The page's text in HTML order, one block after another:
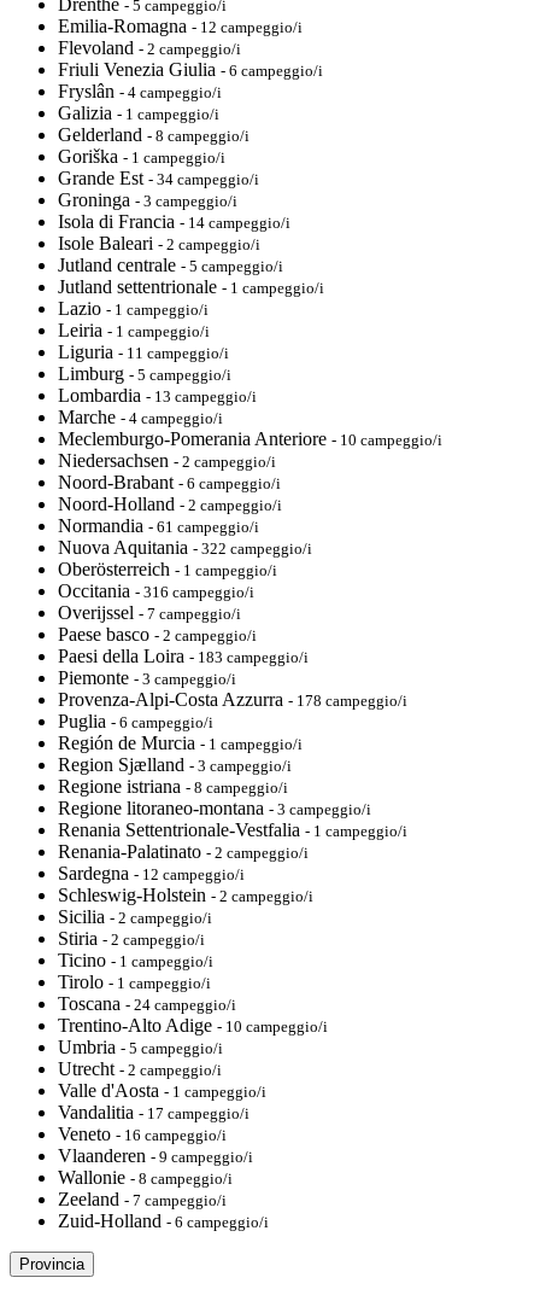
Drenthe - 5 campeggio/i
Emilia-Romagna - 12 campeggio/i
Flevoland - 2 campeggio/i
Friuli Venezia Giulia - 6 campeggio/i
Fryslân - 4 campeggio/i
Galizia - 1 campeggio/i
Gelderland - 8 campeggio/i
Goriška - 1 campeggio/i
Grande Est - 34 campeggio/i
Groninga - 3 campeggio/i
Isola di Francia - 14 campeggio/i
Isole Baleari - 2 campeggio/i
Jutland centrale - 5 campeggio/i
Jutland settentrionale - 1 campeggio/i
Lazio - 1 campeggio/i
Leiria - 1 campeggio/i
Liguria - 11 campeggio/i
Limburg - 5 campeggio/i
Lombardia - 13 campeggio/i
Marche - 4 campeggio/i
Meclemburgo-Pomerania Anteriore - 10 campeggio/i
Niedersachsen - 2 campeggio/i
Noord-Brabant - 6 campeggio/i
Noord-Holland - 2 campeggio/i
Normandia - 61 campeggio/i
Nuova Aquitania - 322 campeggio/i
Oberösterreich - 1 campeggio/i
Occitania - 316 campeggio/i
Overijssel - 7 campeggio/i
Paese basco - 2 campeggio/i
Paesi della Loira - 183 campeggio/i
Piemonte - 3 campeggio/i
Provenza-Alpi-Costa Azzurra - 178 campeggio/i
Puglia - 6 campeggio/i
Región de Murcia - 1 campeggio/i
Region Sjælland - 3 campeggio/i
Regione istriana - 8 campeggio/i
Regione litoraneo-montana - 3 campeggio/i
Renania Settentrionale-Vestfalia - 1 campeggio/i
Renania-Palatinato - 2 campeggio/i
Sardegna - 12 campeggio/i
Schleswig-Holstein - 2 campeggio/i
Sicilia - 2 campeggio/i
Stiria - 2 campeggio/i
Ticino - 1 campeggio/i
Tirolo - 1 campeggio/i
Toscana - 24 campeggio/i
Trentino-Alto Adige - 10 campeggio/i
Umbria - 5 campeggio/i
Utrecht - 2 campeggio/i
Valle d'Aosta - 1 campeggio/i
Vandalitia - 17 campeggio/i
Veneto - 16 campeggio/i
Vlaanderen - 9 campeggio/i
Wallonie - 8 campeggio/i
Zeeland - 7 campeggio/i
Zuid-Holland - 6 campeggio/i
Provincia